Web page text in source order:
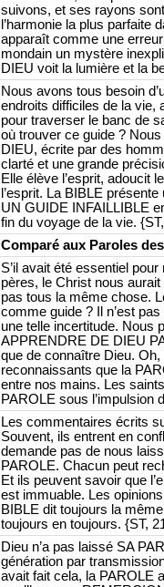
suivons, et ses rayons
l’harmonie la plus parfaite
apparaît comme une
mondain un mystère
DIEU voit la lumière et la
Nous avons tous besoin
endroits difficiles de la vie,
pour traverser le banc de
où trouver ce guide ?
DIEU, écrite par des
clarté et une grande
Elle élève l’esprit, adoucit
l’esprit. La BIBLE
UN GUIDE INFAILLIBLE
fin du voyage de la vie.
Comparé aux Paroles
S’il avait été essentiel
pères, le Christ nous
pas tous la même chose.
comme guide ? Il n’est
une telle incertitude. Nous
APPRENDRE DE DIEU
que de connaître Dieu.
reconnaissants que la
entre nos mains. Les
PAROLE sous l’impulsion
Les commentaires écrits
Souvent, ils entrent en
demande pas de nous
PAROLE. Chacun peut
Et ils peuvent savoir que
est immuable. Les
BIBLE dit toujours la
toujours en toujours. {ST,
Dieu n’a pas laissé SA
génération par
avait fait cela, la PAROLE